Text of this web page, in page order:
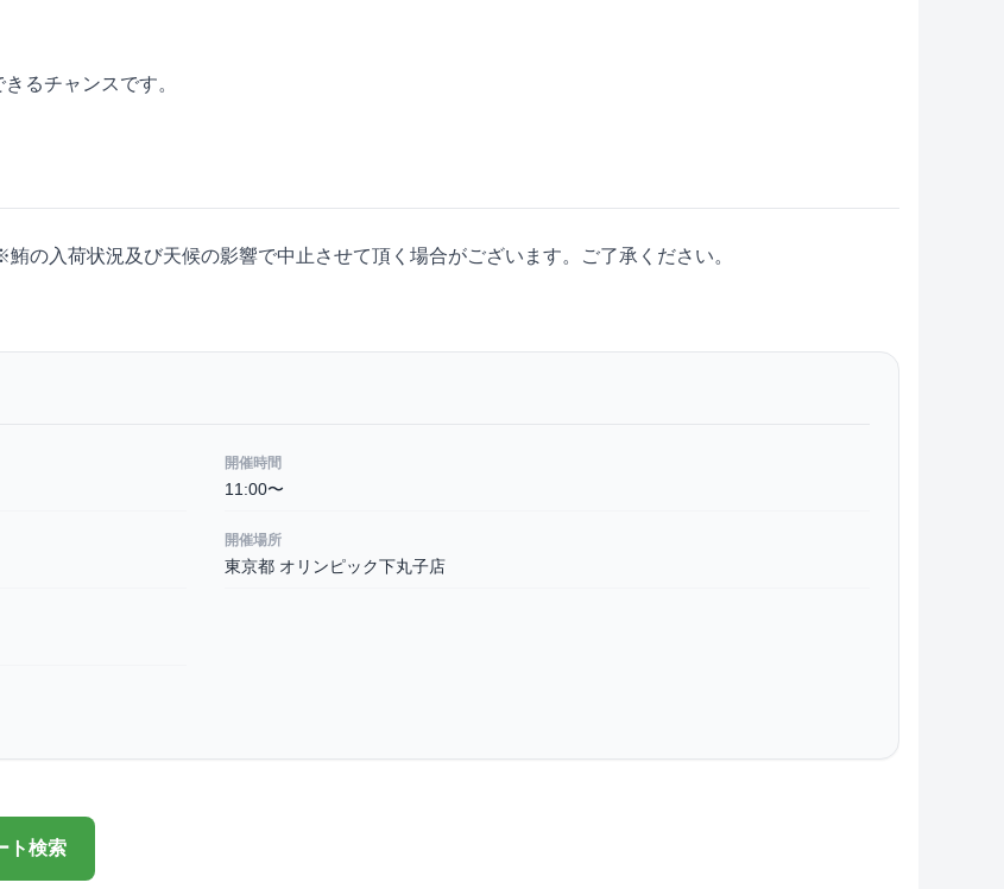
るチャンスです。
の入荷状況及び天候の影響で中止させて頂く場合がございます。ご了承ください。
開催時間
11:00〜
開催場所
東京都 オリンピック下丸子店
ト検索